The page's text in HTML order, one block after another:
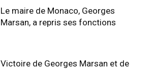
Le maire de Monaco, Georges
Marsan, a repris ses fonctions
Victoire de Georges Marsan et de